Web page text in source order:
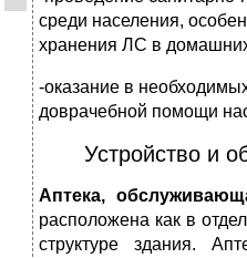
среди населения,
хранения ЛС в
-оказание в
доврачебной помощи
Устройство и
Аптека,
расположена как в
структуре здания.